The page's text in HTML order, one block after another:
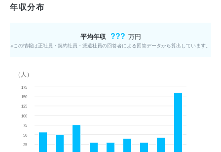
年収分布
平均年収 ??? 万円
※この情報は正社員・契約社員・派遣社員の回答者による回答データから算出しています。
（人）
25
50
75
100
125
150
175